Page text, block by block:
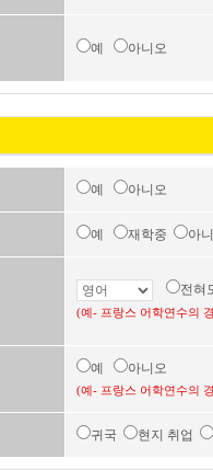
예 아니오
예 아니오
예 재학중 아
전
(예- 프랑스 어학연수의
예 아니오
(예- 프랑스 어학연수의
귀국 현지 취업